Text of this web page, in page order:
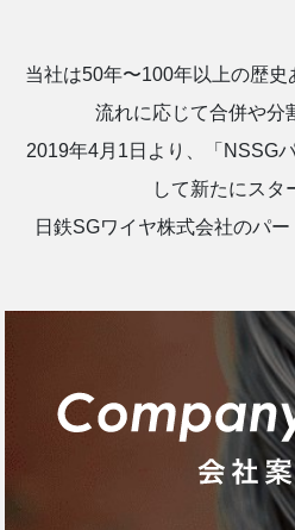
当社は50年〜100年以上の歴
流れに応じて合併や分
2019年4月1日より、「NSSG
して新たにスタ
日鉄SGワイヤ株式会社のパー